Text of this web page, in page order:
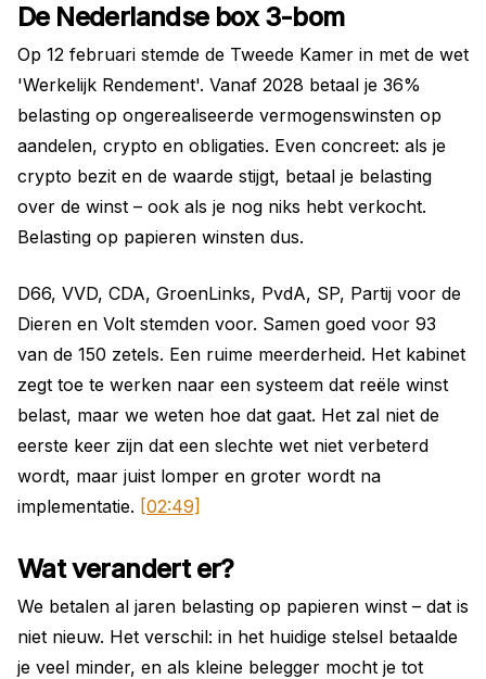
De Nederlandse box 3-bom
Op 12 februari stemde de Tweede Kamer in met de wet
'Werkelijk Rendement'. Vanaf 2028 betaal je 36%
belasting op ongerealiseerde vermogenswinsten op
aandelen, crypto en obligaties. Even concreet: als je
crypto bezit en de waarde stijgt, betaal je belasting
over de winst – ook als je nog niks hebt verkocht.
Belasting op papieren winsten dus.
D66, VVD, CDA, GroenLinks, PvdA, SP, Partij voor de
Dieren en Volt stemden voor. Samen goed voor 93
van de 150 zetels. Een ruime meerderheid. Het kabinet
zegt toe te werken naar een systeem dat reële winst
belast, maar we weten hoe dat gaat. Het zal niet de
eerste keer zijn dat een slechte wet niet verbeterd
wordt, maar juist lomper en groter wordt na
implementatie. [02:49]
Wat verandert er?
We betalen al jaren belasting op papieren winst – dat is
niet nieuw. Het verschil: in het huidige stelsel betaalde
je veel minder, en als kleine belegger mocht je tot